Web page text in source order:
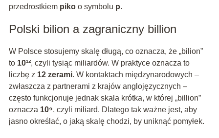
przedrostkiem pikoo symbolu p.
Polski bilion a zagraniczny billion
W Polsce stosujemy skalę długą, co oznacza, że „bilion”
to 10¹², czyli tysiąc miliardów. W praktyce oznacza to
liczbę z 12 zerami. W kontaktach międzynarodowych –
zwłaszcza z partnerami z krajów anglojęzycznych –
często funkcjonuje jednak skala krótka, w której „billion”
oznacza 10⁹, czyli miliard. Dlatego tak ważne jest, aby
jasno określać, o jaką skalę chodzi, by uniknąć pomyłek.